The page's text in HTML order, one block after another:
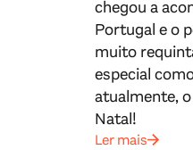
chegou a
Portugal e o
muito
especial
atualmente,
Natal!
Ler mais